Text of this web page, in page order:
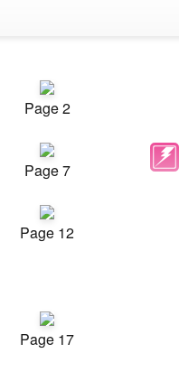
Page 2
Page 7
Page 12
Page 17